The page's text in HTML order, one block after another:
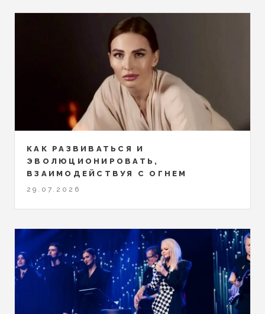
КАК РАЗВИВАТЬСЯ И
ЭВОЛЮЦИОНИРОВАТЬ,
ВЗАИМОДЕЙСТВУЯ С ОГНЕМ
29.07.2026